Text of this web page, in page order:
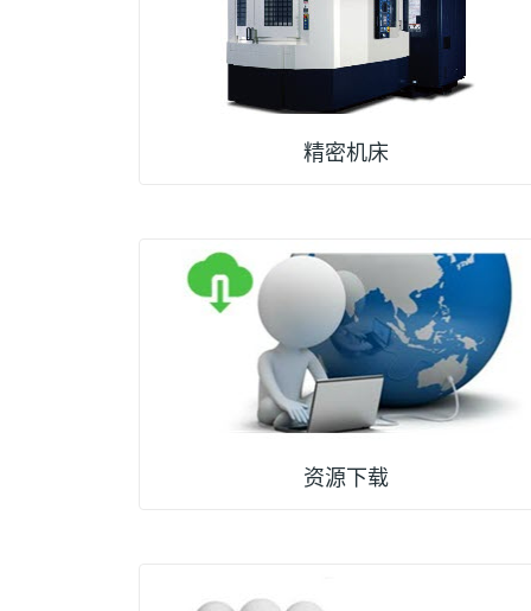
精密机床
资源下载